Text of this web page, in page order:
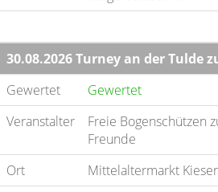
30.08.2026 Turney an der Tulde
Gewertet
Gewertet
Veranstalter
Freie Bogenschützen
Freunde
Ort
Mittelaltermarkt